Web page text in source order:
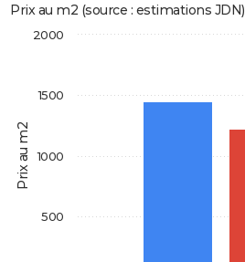
Prix au m2
Prix au m2 (source : estimations JDN)
500
1000
1500
2000